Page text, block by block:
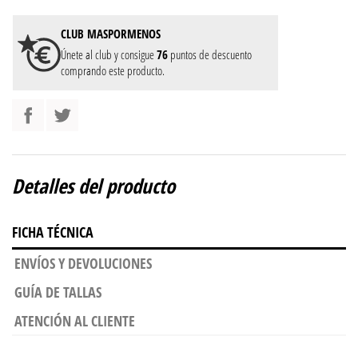
CLUB MASPORMENOS
Únete al club y consigue76 puntos de descuento
comprando este producto.
Detalles del producto
FICHA TÉCNICA
ENVÍOS Y DEVOLUCIONES
GUÍA DE TALLAS
ATENCIÓN AL CLIENTE